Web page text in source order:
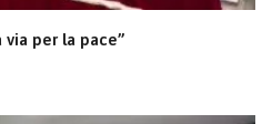
per la pace”